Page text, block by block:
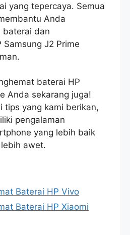
yang tepercaya. Semua
Anda
baterai dan
Samsung J2 Prime
baterai HP
Anda sekarang juga!
tips yang kami berikan,
pengalaman
yang lebih baik
awet.
Baterai HP Vivo
Baterai HP Xiaomi